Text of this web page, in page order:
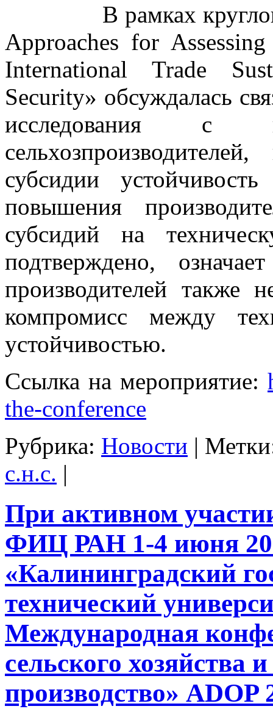
В рамках круглого
Approaches for
International Trade
Security» обсуждалась
исследования с
субсидии
повышения
субсидий на
подтверждено,
производителей также
компромисс между
устойчивостью.
Ссылка на мероприятие:
the-conference
Рубрика: Новости |
с.н.с. |
При активном
ФИЦ РАН 1-4 июня
«Калининградский
технический
Международная
сельского хозяйства
производство» ADOP